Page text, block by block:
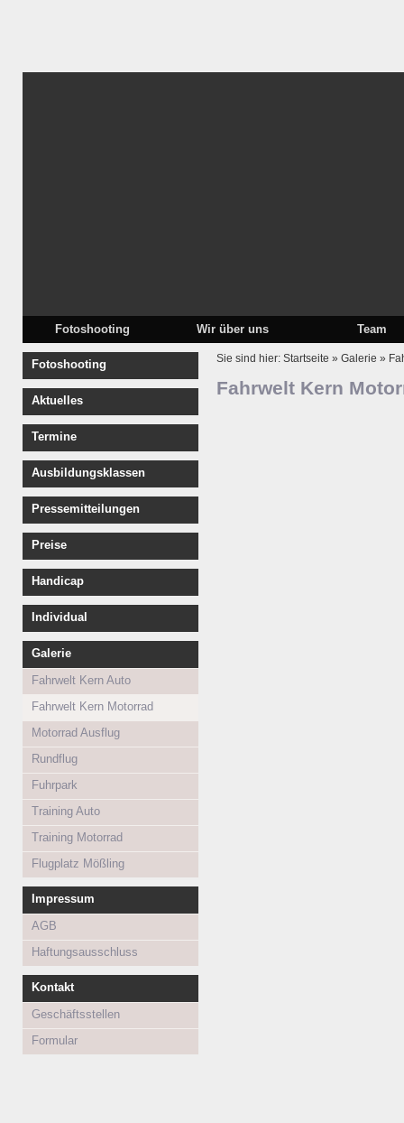
Fotoshooting Wir über uns Team
Fotoshooting
Aktuelles
Termine
Ausbildungsklassen
Pressemitteilungen
Preise
Handicap
Individual
Galerie
Fahrwelt Kern Auto
Fahrwelt Kern Motorrad
Motorrad Ausflug
Rundflug
Fuhrpark
Training Auto
Training Motorrad
Flugplatz Mößling
Impressum
AGB
Haftungsausschluss
Kontakt
Geschäftsstellen
Formular
Sie sind hier: Startseite » Galerie »
Fahrwelt Kern